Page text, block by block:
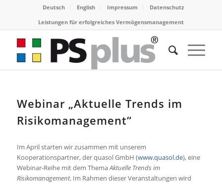
Deutsch English Impressum
Datenschutz
Leistungen für erfolgreiches Vermögensmanagement
Webinar „Aktuelle Trends im
Risikomanagement“
Im April starten wir zusammen mit unserem
Kooperationspartner, der quasol GmbH (www.quasol.de), eine
Webinar-Reihe mit dem ThemaAktuelle Trends im
Risikomanagement. Im Rahmen dieser Veranstaltungen wird